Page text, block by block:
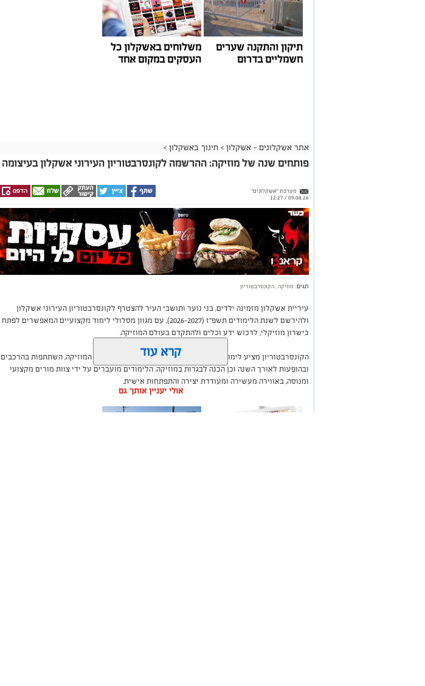
תיקון והתקנה שערים
חשמליים בדרום
משלוחים באשקלון כל
העסקים במקום אחד
אתר אשקלונים - אשקלון > חינוך באשקלון >
פותחים שנה של מוזיקה: ההרשמה לקונסרבטוריון העירוני אשקלון בעיצומה
מערכת "אשקלונים"
09.08.26 / 12:27
תגים: מוזיקה,הקונסרבטוריון
עיריית אשקלון מזמינה ילדים, בני נוער ותושבי העיר להצטרף לקונסרבטוריון העירוני אשקלון
ולהירשם לשנת הלימודים תשפ"ז (2026-2027), עם מגוון מסלולי לימוד מקצועיים המאפשרים לפתח
כישרון מוזיקלי, לרכוש ידע וכלים ולהתקדם בעולם המוזיקה.
הקונסרבטוריון מציע לימודים במגוון רחב של כלי נגינה, שיעורי תורת המוזיקה, השתתפות בהרכבים
ובהופעות לאורך השנה וכן הכנה לבגרות במוזיקה. הלימודים מועברים על ידי צוות מורים מקצועי
ומנוסה, באווירה מעשירה ומעודדת יצירה והתפתחות אישית.
קרא עוד
אולי יעניין אותך גם